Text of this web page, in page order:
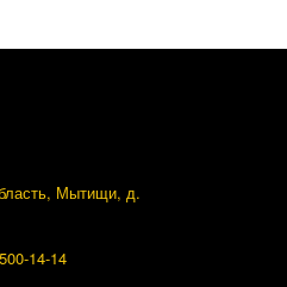
Мытищи, д.
14-14